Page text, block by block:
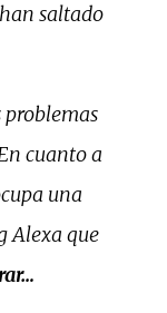
saltado
problemas
cuanto a
una
Alexa que